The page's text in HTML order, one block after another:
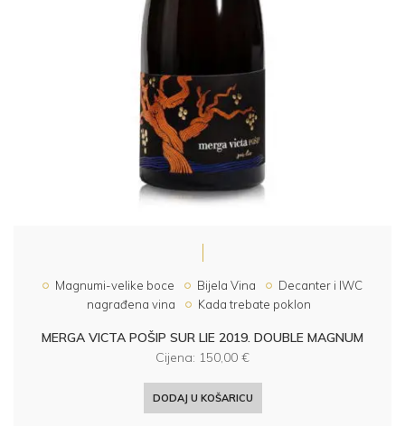
Magnumi-velike boce Bijela Vina
Decanter i IWC
nagrađena vina
Kada trebate poklon
MERGA VICTA POŠIP SUR LIE 2019. DOUBLE MAGNUM
Cijena: 150,00 €
DODAJ U KOŠARICU